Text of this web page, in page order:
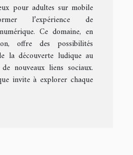
pour adultes sur mobile
l’expérience de
Ce domaine, en
offre des possibilités
la découverte ludique au
nouveaux liens sociaux.
invite à explorer chaque